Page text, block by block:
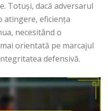
Totuși, dacă adversarul
atingere, eficiența
necesitând o
orientată pe marcajul
defensivă.